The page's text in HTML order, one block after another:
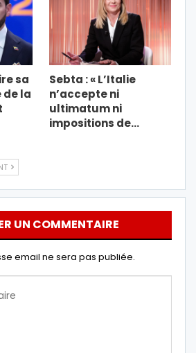
sa
de la
Sebta : « L’Italie
n’accepte ni
ultimatum ni
impositions de…
UN COMMENTAIRE
email ne sera pas publiée.